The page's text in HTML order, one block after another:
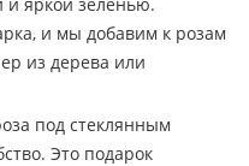
и мы добавим к розам
из дерева или
под стеклянным
Это подарок